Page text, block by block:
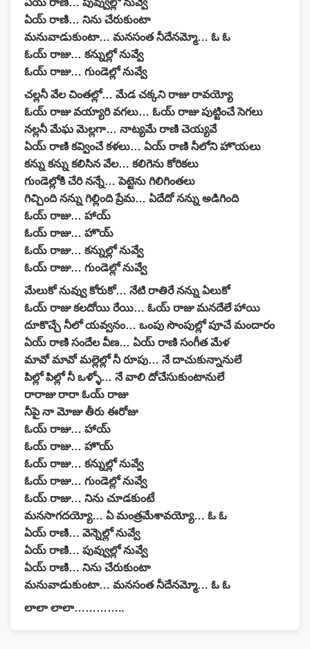
ఏయ్ రాణి… పువ్వుల్లో నువ్వే
ఏయ్ రాణి… నిను చేరుకుంటా
మనువాడుకుంటా… మనసంత నీదేనమ్మో… ఓ ఓ
ఓయ్ రాజు… కన్నుల్లో నువ్వే
ఓయ్ రాజు… గుండెల్లో నువ్వే
చల్లనీ వేల చింతల్లో… మేడ చక్కని రాజు రావయ్యో
ఓయ్ రాజు వయ్యారి వగలు… ఓయ్ రాజు పుట్టించే సెగలు
నల్లనీ మేఘ మెల్లగా… నాట్యమే రాణి చెయ్యవే
ఏయ్ రాణి కవ్వించే కళలు… ఏయ్ రాణి నీలోని హొయలు
కన్ను కన్ను కలిసిన వేల… కలిగెను కోరికలు
గుండెల్లోకి చేరి నన్నే… పెట్టెను గిలిగింతలు
గిచ్చింది నన్ను గిల్లింది ప్రేమ… ఏదేదో నన్ను అడిగింది
ఓయ్ రాజు… హాయ్
ఓయ్ రాజు… హొయ్
ఓయ్ రాజు… కన్నుల్లో నువ్వే
ఓయ్ రాజు… గుండెల్లో నువ్వే
మేలుకో నువ్వు కోరుకో… నేటి రాతిరే నన్ను ఏలుకో
ఓయ్ రాజు కలదోయి రేయి… ఓయ్ రాజు మనదేలే హాయి
దూకొచ్చే నీలో యవ్వనం… ఒంపు సొంపుల్లో పూచే మందారం
ఏయ్ రాణి సందేల వీణ… ఏయ్ రాణి సంగీత మేళ
మావో మావో మల్లెల్లో నీ రూపు… నే దాచుకున్నానులే
పిల్లో పిల్లో నీ ఒళ్ళో… నే వాలి దోచేసుకుంటానులే
రారాజు రారా ఓయ్ రాజు
నీపై నా మోజు తీరు ఈరోజు
ఓయ్ రాజు… హాయ్
ఓయ్ రాజు… హొయ్
ఓయ్ రాజు… కన్నుల్లో నువ్వే
ఓయ్ రాజు… గుండెల్లో నువ్వే
ఓయ్ రాజు… నిను చూడకుంటే
మనసాగదయ్యో… ఏ మంత్రమేశావయ్యో… ఓ ఓ
ఏయ్ రాణి… వెన్నెల్లో నువ్వే
ఏయ్ రాణి… పువ్వుల్లో నువ్వే
ఏయ్ రాణి… నిను చేరుకుంటా
మనువాడుకుంటా… మనసంత నీదేనమ్మో… ఓ ఓ
లాలా లాలా…………..